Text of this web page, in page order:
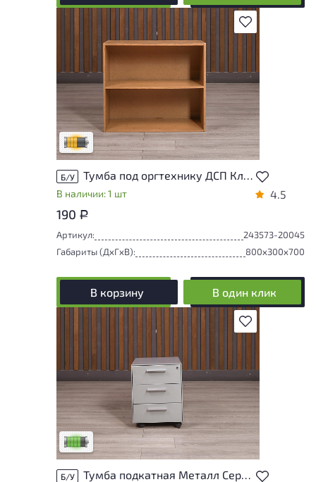
В избранное
Товар может иметь незначительные
повреждения и/или следы эксплуатации,
не влияющие на удобство его
использования
Удовлетворительный износ
Б/У Тумба под оргтехнику ДСП Клен Россия
В наличии: 1 шт 4.5
190 Р
Артикул:
243573-20045
Габариты (ДxГxВ):
800x300x700
В корзину В один клик
В избранное
У товара присутствуют незначительные
следы эксплуатации, не влияющие на
удобство его использования
Низкая степень износа
Б/У Тумба подкатная Металл Серый Россия